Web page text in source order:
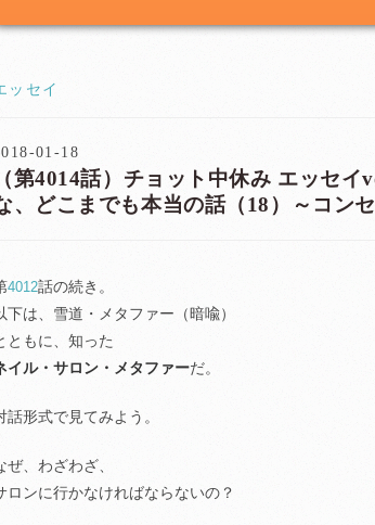
ッセイ
01-18
（第4014話）チョット中休み エッセ
、どこまでも本当の話（18）～コン
4012話の続き。
下は、雪道・メタファー（暗喩）
ともに、知った
イル・サロン・メタファーだ。
話形式で見てみよう。
ぜ、わざわざ、
ロンに行かなければならないの？